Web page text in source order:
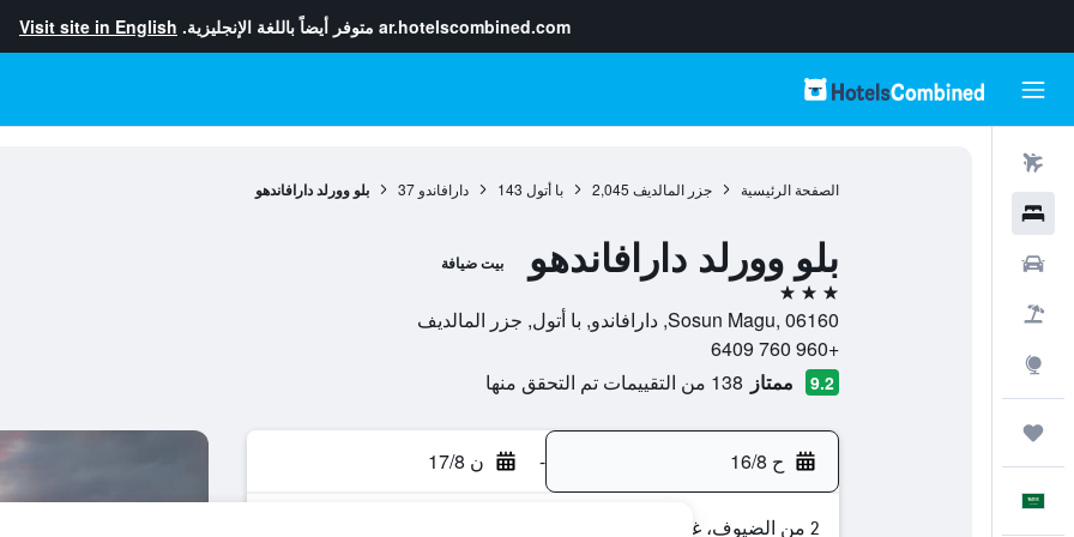
ar.hotelscombined.com متوفر أيضاً باللغة الإنجليزية. Visit site in English
الصفحة الرئيسية جزر المالديف 2,045 با أتول 143 دارافاندو 37 بلو وورلد دارافاندهو
بلو وورلد دارافاندهو بيت ضيافة
3 نجوم
Sosun Magu, 06160, دارافاندو, با أتول, جزر المالديف
+960 760 6409
9.2 ممتاز 138 من التقييمات تم التحقق منها
ح 16/8 - ن 17/8
2 من الضيوف، غرفة واحدة